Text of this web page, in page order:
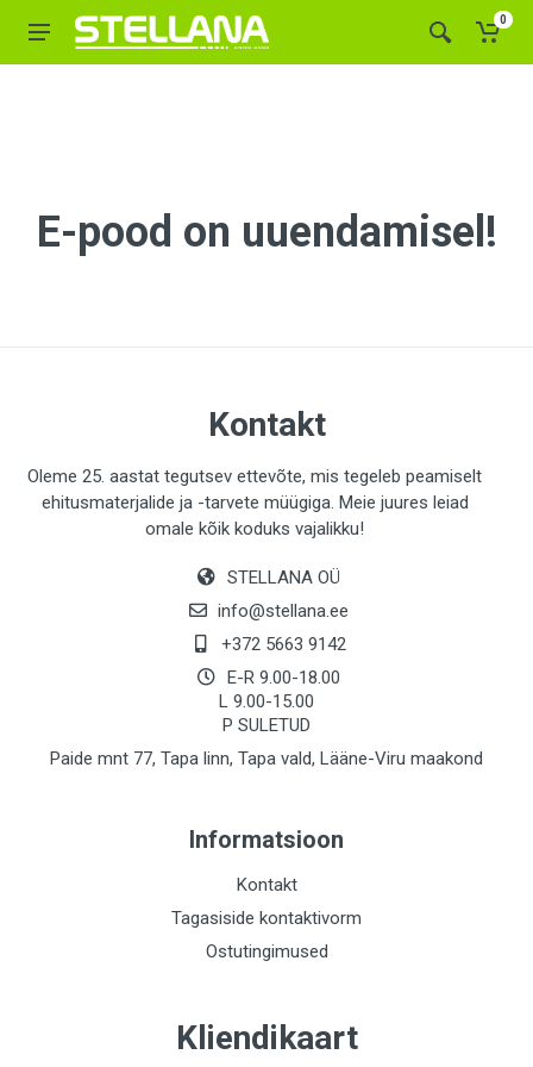
0
E-pood on uuendamisel!
Kontakt
Oleme 25. aastat tegutsev ettevõte, mis tegeleb peamiselt
ehitusmaterjalide ja -tarvete müügiga. Meie juures leiad
omale kõik koduks vajalikku!
STELLANA OÜ
info@stellana.ee
+372 5663 9142
E-R 9.00-18.00
L 9.00-15.00
P SULETUD
Paide mnt 77, Tapa linn, Tapa vald, Lääne-Viru maakond
Informatsioon
Kontakt
Tagasiside kontaktivorm
Ostutingimused
Kliendikaart